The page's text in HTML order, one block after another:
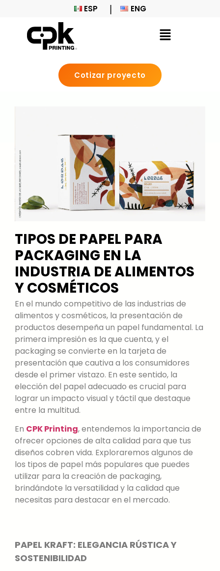
ESP ENG
Cotizar proyecto
TIPOS DE PAPEL PARA
PACKAGING EN LA
INDUSTRIA DE ALIMENTOS
Y COSMÉTICOS
En el mundo competitivo de las industrias de
alimentos y cosméticos, la presentación de
productos desempeña un papel fundamental. La
primera impresión es la que cuenta, y el
packaging se convierte en la tarjeta de
presentación que cautiva a los consumidores
desde el primer vistazo. En este sentido, la
elección del papel adecuado es crucial para
lograr un impacto visual y táctil que destaque
entre la multitud.
En CPK Printing, entendemos la importancia de
ofrecer opciones de alta calidad para que tus
diseños cobren vida. Exploraremos algunos de
los tipos de papel más populares que puedes
utilizar para la creación de packaging,
brindándote la versatilidad y la calidad que
necesitas para destacar en el mercado.
PAPEL KRAFT: ELEGANCIA RÚSTICA Y
SOSTENIBILIDAD